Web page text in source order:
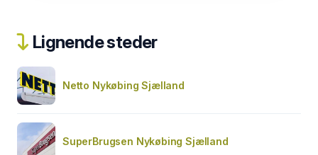
Lignende steder
Netto Nykøbing Sjælland
SuperBrugsen Nykøbing Sjælland